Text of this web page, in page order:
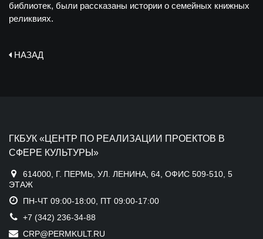
библиотек, были рассказаны истории о семейных книжных
реликвиях.
НАЗАД
ГКБУК «ЦЕНТР ПО РЕАЛИЗАЦИИ ПРОЕКТОВ В
СФЕРЕ КУЛЬТУРЫ»
614000, Г. ПЕРМЬ, УЛ. ЛЕНИНА, 64, ОФИС 509-510, 5
ЭТАЖ
ПН-ЧТ 09:00-18:00, ПТ 09:00-17:00
+7 (342) 236-34-88
CRP@PERMKULT.RU